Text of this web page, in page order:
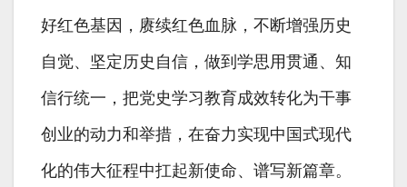
好红色基因，赓续红色血脉，不断增强历史
自觉、坚定历史自信，做到学思用贯通、知
信行统一，把党史学习教育成效转化为干事
创业的动力和举措，在奋力实现中国式现代
化的伟大征程中扛起新使命、谱写新篇章。